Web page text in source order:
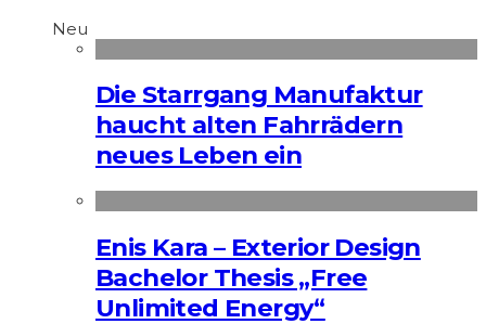
Neu
Die Starrgang Manufaktur
haucht alten Fahrrädern
neues Leben ein
Enis Kara – Exterior Design
Bachelor Thesis „Free
Unlimited Energy“